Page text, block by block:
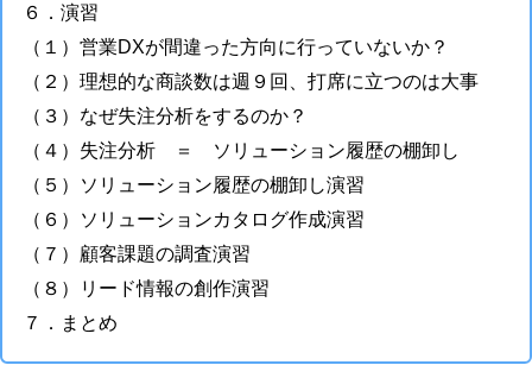
６．演習
（１）営業DXが間違った方向に行っていないか？
（２）理想的な商談数は週９回、打席に立つのは大事
（３）なぜ失注分析をするのか？
（４）失注分析 ＝ ソリューション履歴の棚卸し
（５）ソリューション履歴の棚卸し演習
（６）ソリューションカタログ作成演習
（７）顧客課題の調査演習
（８）リード情報の創作演習
７．まとめ